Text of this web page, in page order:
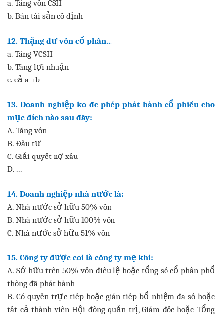
a. Tăng vốn CSH
b. Bán tài sản cố định
12. Thặng dư vốn cổ phần...
a. Tăng VCSH
b. Tăng lợi nhuận
c. cả a +b
13. Doanh nghiệp ko đc phép phát hành cổ phiếu cho
mục đích nào sau đây:
A. Tăng vốn
B. Đầu tư
C. Giải quyết nợ xấu
D. ...
14. Doanh nghiệp nhà nước là:
A. Nhà nước sở hữu 50% vốn
B. Nhà nước sở hữu 100% vốn
C. Nhà nước sở hữu 51% vốn
15. Công ty được coi là công ty mẹ khi:
A. Sở hữu trên 50% vốn điều lệ hoặc tổng số cổ phần phổ
thông đã phát hành
B. Có quyền trực tiếp hoặc gián tiếp bổ nhiệm đa số hoặc
tất cả thành viên Hội đồng quản trị, Giám đốc hoặc Tổng